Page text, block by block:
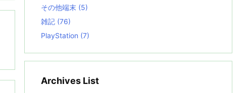
その他端末 (5)
雑記 (76)
PlayStation (7)
Archives List